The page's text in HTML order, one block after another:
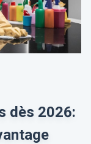
dès 2026: